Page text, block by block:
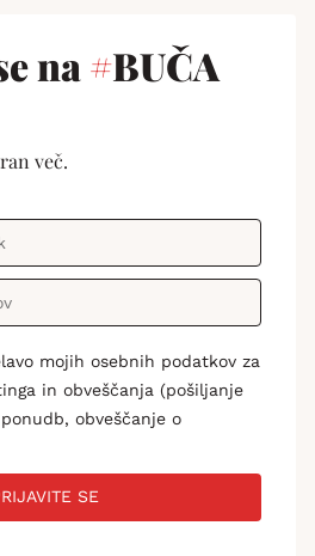
na#BUČA
več.
mojih osebnih podatkov za
in obveščanja (pošiljanje
obveščanje o
SE